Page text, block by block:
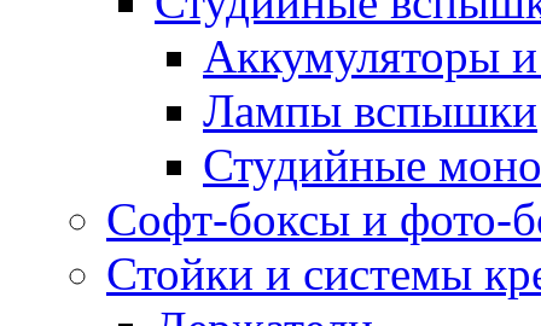
Аккумуляторы
Лампы вспышки
Студийные
Софт-боксы и фото-
Стойки и системы